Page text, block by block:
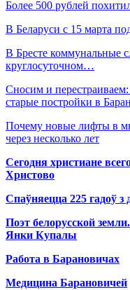
Более 500 рублей
В Беларуси с 15 марта
В Бресте коммунальные
круглосуточном…
Сносим и
старые постройки в
Почему новые лифты в
через несколько лет
Сегодня христиане
Христово
Спаўняецца 225 гадоў
Поэт белорусской
Янки Купалы
Работа в Барановичах
Медицина Барановичей